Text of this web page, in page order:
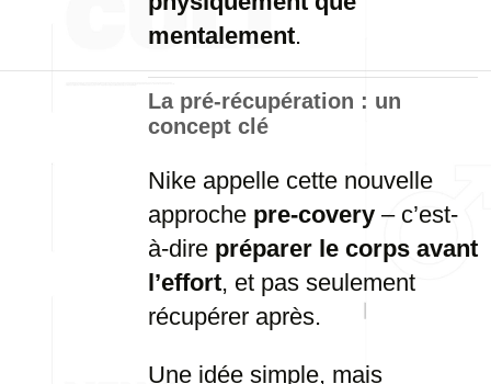
mentalement.
La pré-récupération : un
concept clé
Nike appelle cette nouvelle
approche pre-covery – c’est-
à-dire préparer le corps avant
l’effort, et pas seulement
récupérer après.
Une idée simple, mais